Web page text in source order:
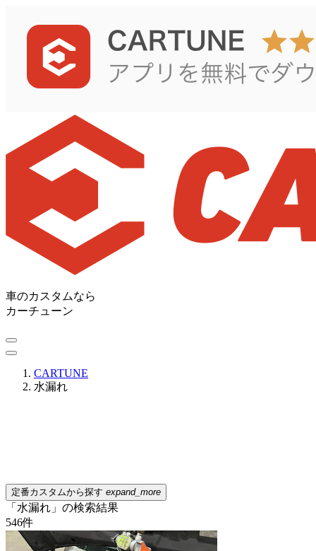
車のカスタムなら
カーチューン
CARTUNE
水漏れ
定番カスタムから探す expand_more
「水漏れ」の検索結果
546件